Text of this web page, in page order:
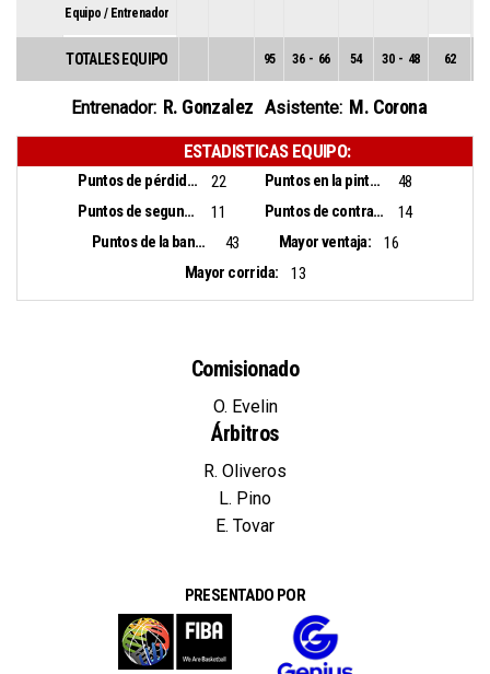
Equipo / Entrenador
TOTALES EQUIPO 95 36 - 66 54 30 - 48 62
Entrenador: R. Gonzalez Asistente: M. Corona
ESTADISTICAS EQUIPO:
Puntos de pérdidas: 22 Puntos en la pintura:
48
Puntos de segunda oportunidad:
11 Puntos de contra ataque:
14
Puntos de la banca:
43 Mayor ventaja:
16
Mayor corrida:
13
Comisionado
O. Evelin
Árbitros
R. Oliveros
L. Pino
E. Tovar
PRESENTADO POR